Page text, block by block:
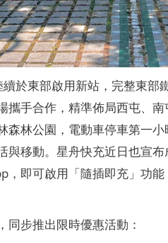
於東部啟用新站，完整東
攜手合作，精準佈局西屯、
森林公園，電動車停車第一
移動。星舟快充近日也宣
即可啟用「隨插即充」功能
步推出限時優惠活動：